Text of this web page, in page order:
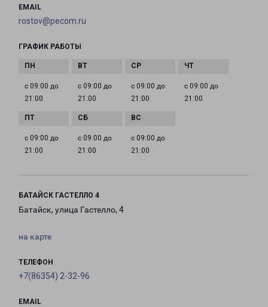
EMAIL
rostov@pecom.ru
ГРАФИК РАБОТЫ
с 09:00 до
21:00
с 09:00 до
21:00
с 09:00 до
21:00
с 09:00 до
21:00
с 09:00 до
21:00
с 09:00 до
21:00
с 09:00 до
21:00
БАТАЙСК ГАСТЕЛЛО 4
Батайск, улица Гастелло, 4
на карте
ТЕЛЕФОН
+7(86354) 2-32-96
EMAIL